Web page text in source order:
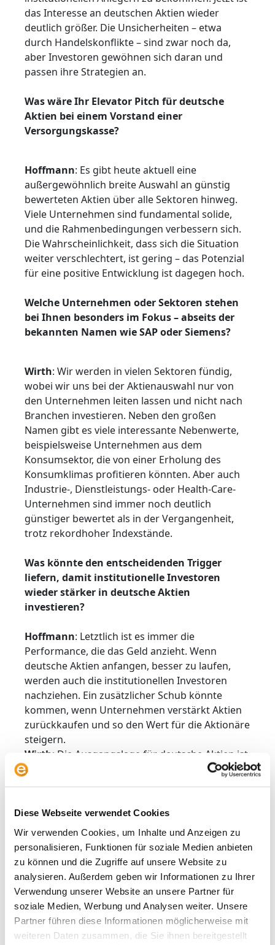
Diese Webseite verwendet Cookies
Wir verwenden Cookies, um Inhalte und Anzeigen zu
personalisieren, Funktionen für soziale Medien anbieten
zu können und die Zugriffe auf unsere Website zu
analysieren. Außerdem geben wir Informationen zu Ihrer
Verwendung unserer Website an unsere Partner für
soziale Medien, Werbung und Analysen weiter. Unsere
Partner führen diese Informationen möglicherweise mit
weiteren Daten zusammen, die Sie ihnen bereitgestellt
das Interesse an deutschen Aktien wieder
deutlich größer. Die Unsicherheiten – etwa
durch Handelskonflikte – sind zwar noch da,
aber Investoren gewöhnen sich daran und
passen ihre Strategien an.
Was wäre Ihr Elevator Pitch für deutsche
Aktien bei einem Vorstand einer
Versorgungskasse?
Hoffmann: Es gibt heute aktuell eine
außergewöhnlich breite Auswahl an günstig
bewerteten Aktien über alle Sektoren hinweg.
Viele Unternehmen sind fundamental solide,
und die Rahmenbedingungen verbessern sich.
Die Wahrscheinlichkeit, dass sich die Situation
weiter verschlechtert, ist gering – das Potenzial
für eine positive Entwicklung ist dagegen hoch.
Welche Unternehmen oder Sektoren stehen
bei Ihnen besonders im Fokus – abseits der
bekannten Namen wie SAP oder Siemens?
Wirth: Wir werden in vielen Sektoren fündig,
wobei wir uns bei der Aktienauswahl nur von
den Unternehmen leiten lassen und nicht nach
Branchen investieren. Neben den großen
Namen gibt es viele interessante Nebenwerte,
beispielsweise Unternehmen aus dem
Konsumsektor, die von einer Erholung des
Konsumklimas profitieren könnten. Aber auch
Industrie-, Dienstleistungs- oder Health-Care-
Unternehmen sind immer noch deutlich
günstiger bewertet als in der Vergangenheit,
trotz rekordhoher Indexstände.
Was könnte den entscheidenden Trigger
liefern, damit institutionelle Investoren
wieder stärker in deutsche Aktien
investieren?
Hoffmann: Letztlich ist es immer die
Performance, die das Geld anzieht. Wenn
deutsche Aktien anfangen, besser zu laufen,
werden auch die institutionellen Investoren
nachziehen. Ein zusätzlicher Schub könnte
kommen, wenn Unternehmen verstärkt Aktien
zurückkaufen und so den Wert für die Aktionäre
steigern.
Wirth: Die Ausgangslage für deutsche Aktien ist
besser als seit mindestens 15 Jahren. Die
Bewertungen sind attraktiv, viele Unternehmen
Rahmenbedingungen verbessern sich. Wir
erwarten, dass deutsche Aktien in den
kommenden Jahren gut abschneiden werden.
Auch nach der Outperformance deutscher
Aktien in diesem Jahr glaube ich, dass das Beste
noch kommen wird.
Lange Zeit waren Aktienrückkäufe bei
deutschen Unternehmen eher eine